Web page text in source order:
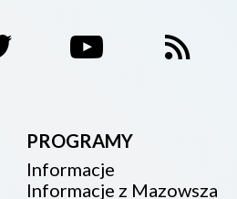
PROGRAMY
Informacje
Informacje z Mazowsza